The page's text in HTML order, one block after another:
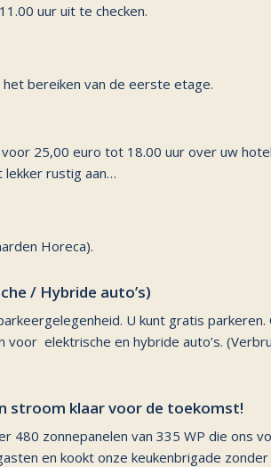
uur uit te checken.
bereiken van de eerste etage.
25,00 euro tot 18.00 uur over uw
lekker rustig aan…
Horeca).
/ Hybride auto’s)
U kunt gratis
elektrische en hybride auto’s.
stroom klaar voor de toekomst!
480 zonnepanelen van 335 WP die ons
en kookt onze keukenbrigade